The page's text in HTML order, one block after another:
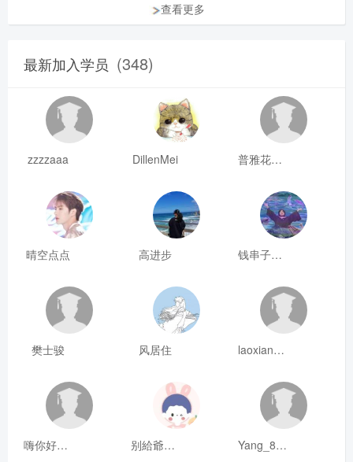
查看更多
最新加入学员 (348)
zzzzaaa DillenMei 普雅花qya
晴空点点 高进步 钱串子123
樊士骏 风居住 laoxianrou
嗨你好8mm 别給爺装纯 Yang_811